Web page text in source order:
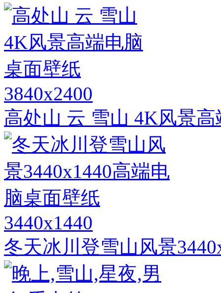
3840x2400
高处山 云 雪山 4K风景
3440x1440
冬天冰川登雪山风景